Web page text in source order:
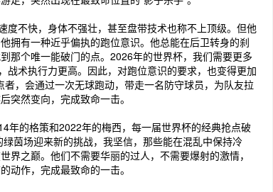
度不快，身体不强壮，甚至盘带技术也称不上顶级。但他
拥有一种近乎偏执的跑位意识。他总能在后卫转身的刹
那个唯一能破门的点。2026年的世界杯，我们需要更多
战术执行力更高。因此，对跑位意识的要求，也变得更加
者，会通过一次无球跑动，带走一名防守球员，为队友拉
突然变向，完成致命一击。
年的格策和2022年的梅西，每一届世界杯的经典抢点破
茵场迎来新的挑战，我坚信，那些能在混乱中保持冷
之巅。他们不需要华丽的过人，不需要爆射的激情，
动作，完成最致命的一击。